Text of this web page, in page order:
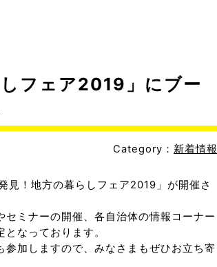
フェア2019」にブー
新着情報
Category：
見！地方の暮らしフェア2019」が開催さ
ミナーの開催、各自治体の情報コーナー
なっております。
加しますので、みなさまもぜひお立ち寄